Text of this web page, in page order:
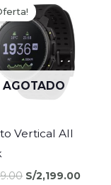
AGOTADO
Vertical All
precio
original
era:
S/3,479.00.
S/2,199.00